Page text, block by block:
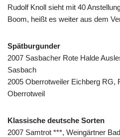
Rudolf Knoll sieht mit 40
Boom, heißt es weiter aus dem
Spätburgunder
2007 Sasbacher Rote Halde
Sasbach
2005 Oberrotweiler Eichberg RG,
Oberrotweil
Klassische deutsche Sorten
2007 Samtrot ***, Weingärtner